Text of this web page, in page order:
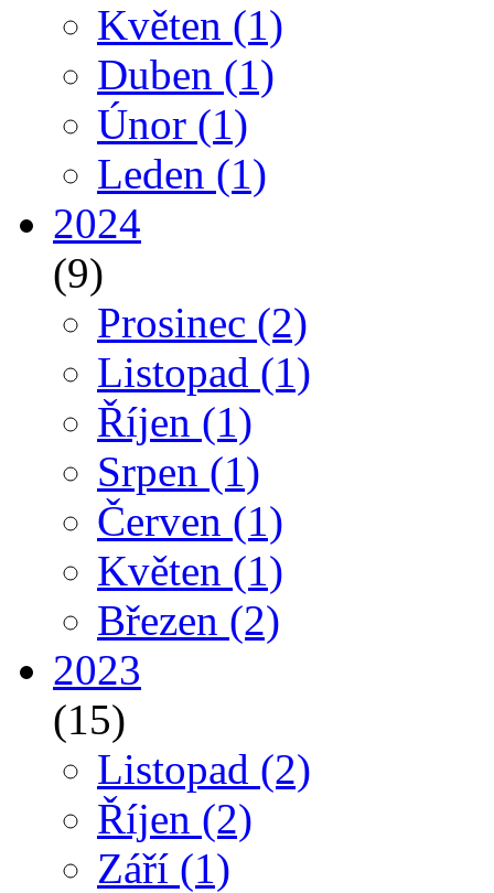
Květen (1)
Duben (1)
Únor (1)
Leden (1)
2024
(9)
Prosinec (2)
Listopad (1)
Říjen (1)
Srpen (1)
Červen (1)
Květen (1)
Březen (2)
2023
(15)
Listopad (2)
Říjen (2)
Září (1)